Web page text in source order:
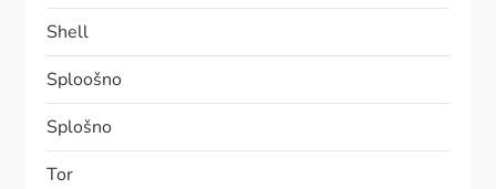
Shell
Sploošno
Splošno
Tor